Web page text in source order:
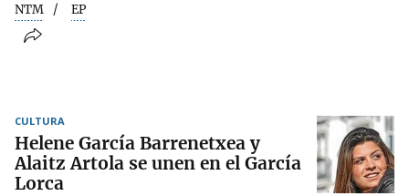
NTM EP
CULTURA
Helene García Barrenetxea y
Alaitz Artola se unen en el García
Lorca